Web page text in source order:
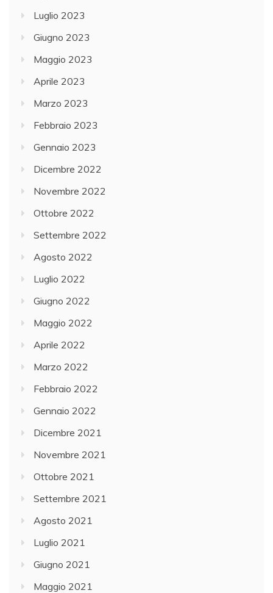
Luglio 2023
Giugno 2023
Maggio 2023
Aprile 2023
Marzo 2023
Febbraio 2023
Gennaio 2023
Dicembre 2022
Novembre 2022
Ottobre 2022
Settembre 2022
Agosto 2022
Luglio 2022
Giugno 2022
Maggio 2022
Aprile 2022
Marzo 2022
Febbraio 2022
Gennaio 2022
Dicembre 2021
Novembre 2021
Ottobre 2021
Settembre 2021
Agosto 2021
Luglio 2021
Giugno 2021
Maggio 2021